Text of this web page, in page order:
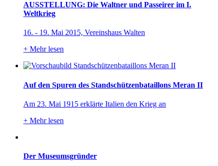
AUSSTELLUNG: Die Waltner und Passeirer im I.
Weltkrieg
16. - 19. Mai 2015, Vereinshaus Walten
+ Mehr lesen
Auf den Spuren des Standschützenbataillons Meran II
Am 23. Mai 1915 erklärte Italien den Krieg an
+ Mehr lesen
Der Museumsgründer